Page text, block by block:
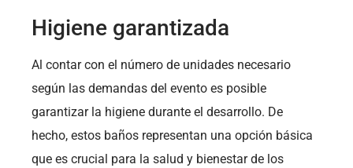
Higiene garantizada
Al contar con el número de unidades necesario
según las demandas del evento es posible
garantizar la higiene durante el desarrollo. De
hecho, estos baños representan una opción básica
que es crucial para la salud y bienestar de los